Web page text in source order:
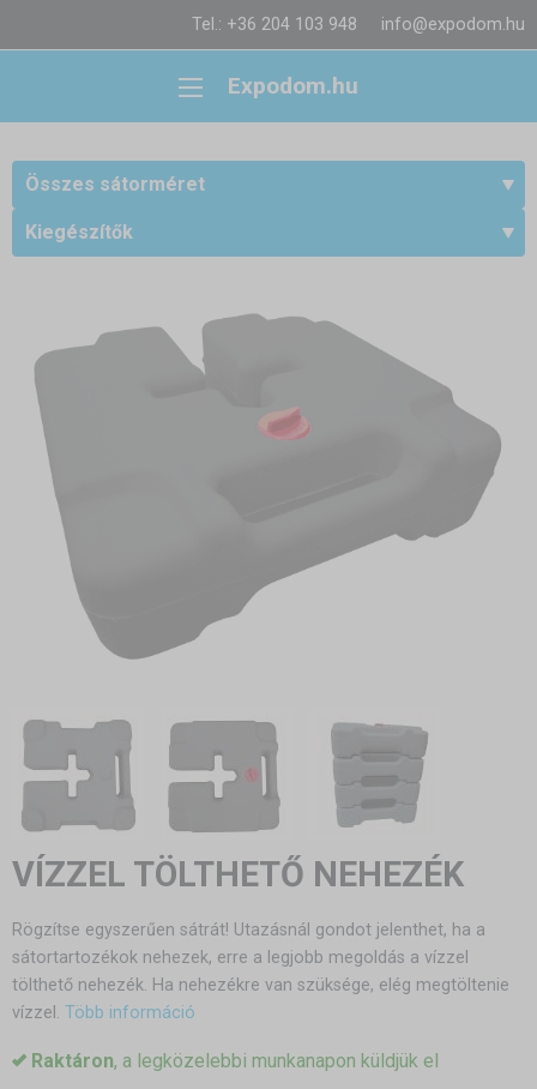
Tel.: +36 204 103 948 info@expodom.hu
Expodom.hu
Összes sátorméret
Kiegészítők
VÍZZEL TÖLTHETŐ NEHEZÉK
Rögzítse egyszerűen sátrát! Utazásnál gondot jelenthet, ha a
sátortartozékok nehezek, erre a legjobb megoldás a vízzel
tölthető nehezék. Ha nehezékre van szüksége, elég megtöltenie
vízzel. Több információ
Raktáron, a legközelebbi munkanapon küldjük el